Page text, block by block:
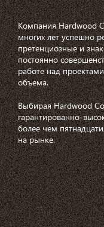
Компания Hardwood
многих лет успешно
претенциозные и
постоянно
работе над
объема.
Выбирая Hardwood
гарантированно-
более чем
на рынке.